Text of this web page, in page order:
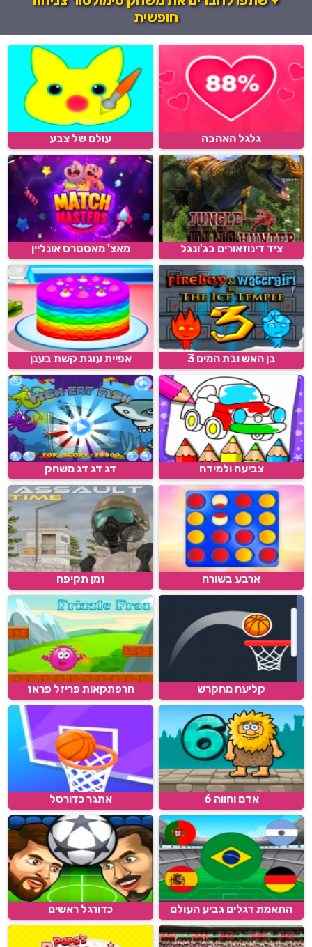
חופשית
גלגל האהבה עולם של צבע
ציד דינוזאורים בג'ונגל מאצ' מאסטרס אונליין
בן האש ובת המים 3 אפיית עוגת קשת בענן
צביעה ולמידה דג דג דג משחק
ארבע בשורה זמן תקיפה
קליעה מהקרש הרפתקאות פריזל פראז
אדם וחווה 6 אתגר כדורסל
התאמת דגלים גביע העולם כדורגל ראשים